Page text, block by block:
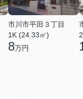
市川市平田３丁目
1K (24.33㎡)
8万円